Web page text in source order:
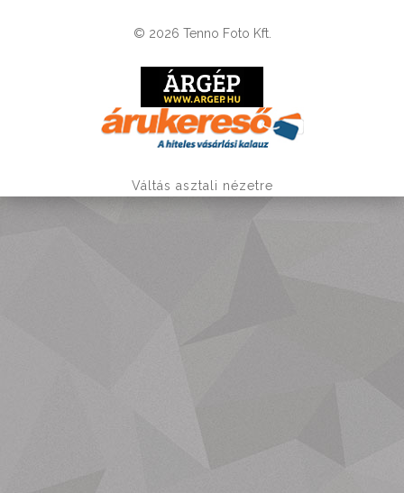
© 2026 Tenno Foto Kft.
Váltás asztali nézetre